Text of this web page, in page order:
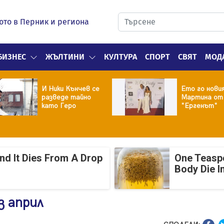
в Перник и региона
ЖЪЛТИНИ КУЛТУРА СПОРТ СВЯТ
И Ники Кънчев се
разведе тайно
като Геро
Ето го
Мартина от
"Ергенът"
It Dies From A Drop
One
Body Die
април